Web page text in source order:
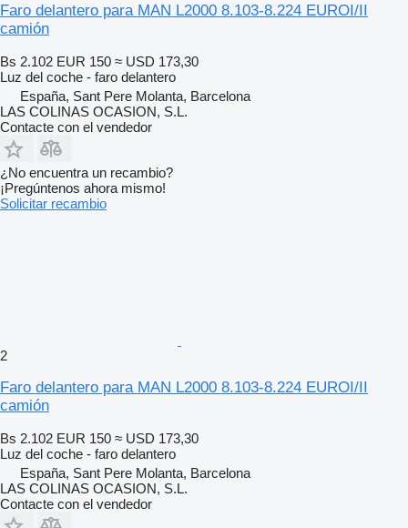
Faro delantero para MAN L2000 8.103-8.224 EUROI/II
camión
Bs 2.102 EUR 150 ≈ USD 173,30
Luz del coche - faro delantero
España, Sant Pere Molanta, Barcelona
LAS COLINAS OCASION, S.L.
Contacte con el vendedor
¿No encuentra un recambio?
¡Pregúntenos ahora mismo!
Solicitar recambio
2
Faro delantero para MAN L2000 8.103-8.224 EUROI/II
camión
Bs 2.102 EUR 150 ≈ USD 173,30
Luz del coche - faro delantero
España, Sant Pere Molanta, Barcelona
LAS COLINAS OCASION, S.L.
Contacte con el vendedor